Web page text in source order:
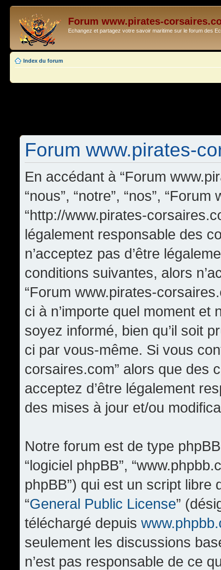
Forum www.pirates-
Echangez et partagez votre savoir maritime sur le forum des
Index du forum
Forum www.pirates-
En accédant à “Forum
“nous”, “notre”, “nos”,
“http://www.pirates-
légalement responsable des
n’acceptez pas d’être
conditions suivantes, alors
“Forum www.pirates-
ci à n’importe quel moment
soyez informé, bien qu’il soit
ci par vous-même. Si vous
corsaires.com” alors que des
acceptez d’être légalement
des mises à jour et/ou
Notre forum est de type phpBB
“logiciel phpBB”,
phpBB”) qui est un script
“General Public License”
téléchargé depuis
seulement les discussions
n’est pas responsable de ce